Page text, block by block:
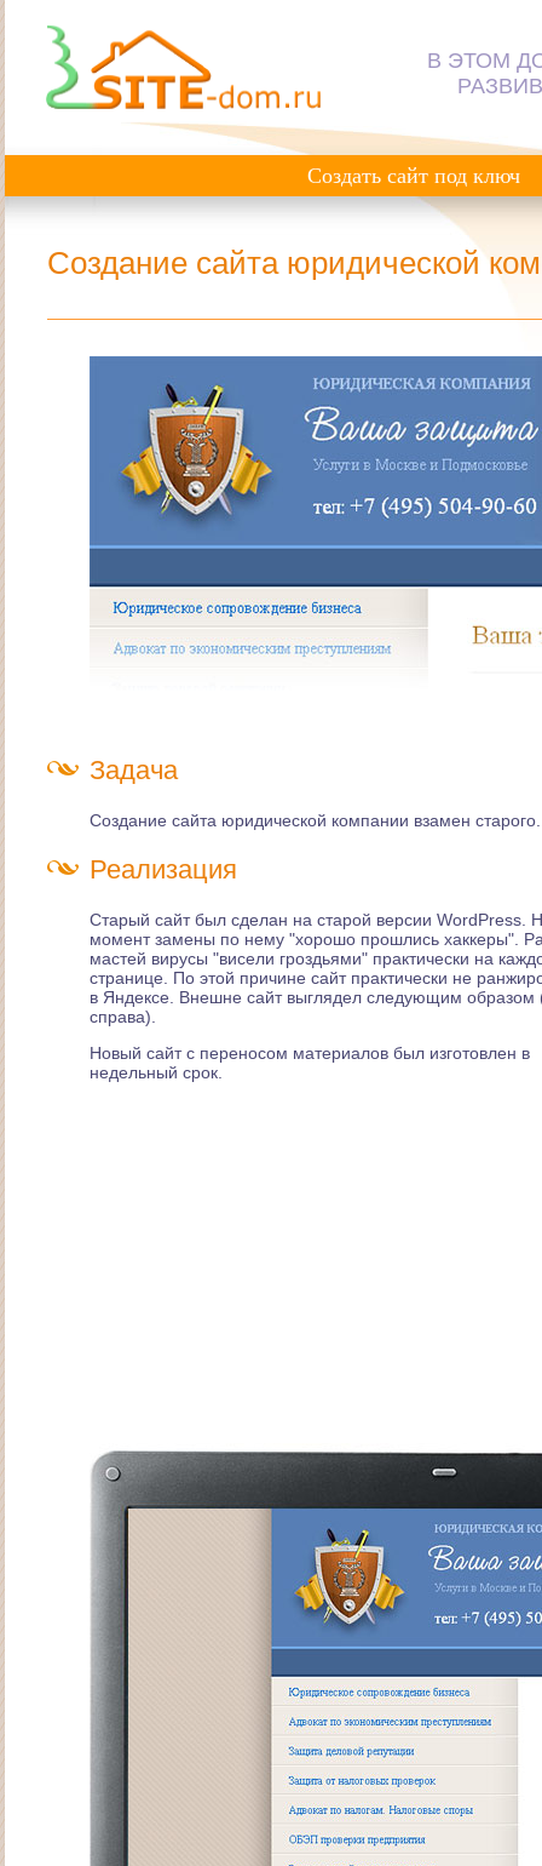
В ЭТОМ
Создать сайт под ключ
Создание сайта юридической
Задача
Создание сайта юридической компании взамен
Реализация
Старый сайт был сделан на старой версии WordPress.
момент замены по нему "хорошо прошлись хаккеры".
мастей вирусы "висели гроздьями" практически на
странице. По этой причине сайт практически не
в Яндексе. Внешне сайт выглядел следующим образом
справа).
Новый сайт с переносом материалов был изготовлен в
недельный срок.